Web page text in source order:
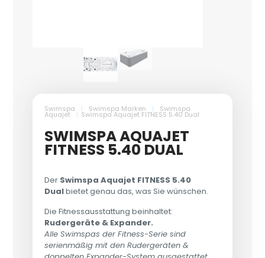
Swimspa | Swimspa Marken | Swimspa
Aquajet | Swimspa Aquajet FITNESS 5.40 Dual
SWIMSPA AQUAJET
FITNESS 5.40 DUAL
Der Swimspa Aquajet FITNESS 5.40
Dualbietet genau das, was Sie wünschen.
Die Fitnessausstattung beinhaltet:
Rudergeräte & Expander.
Alle Swimspas der Fitness-Serie sind
serienmäßig mit den Rudergeräten &